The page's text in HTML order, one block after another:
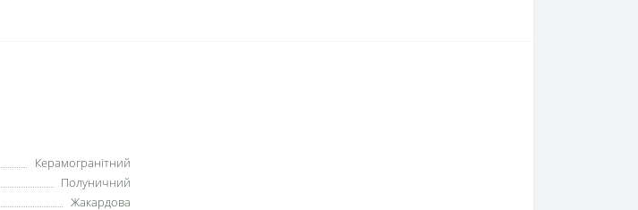
Керамогранітний
Полуничний
Жакардова